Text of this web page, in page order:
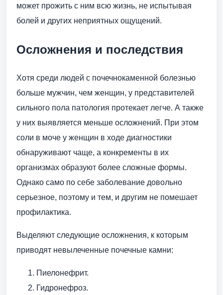
может прожить с ним всю жизнь, не испытывая
болей и других неприятных ощущений.
Осложнения и последствия
Хотя среди людей с почечнокаменной болезнью
больше мужчин, чем женщин, у представителей
сильного пола патология протекает легче. А также
у них выявляется меньше осложнений. При этом
соли в моче у женщин в ходе диагностики
обнаруживают чаще, а конкременты в их
организмах образуют более сложные формы.
Однако само по себе заболевание довольно
серьезное, поэтому и тем, и другим не помешает
профилактика.
Выделяют следующие осложнения, к которым
приводят невылеченные почечные камни:
Пиелонефрит.
Гидронефроз.